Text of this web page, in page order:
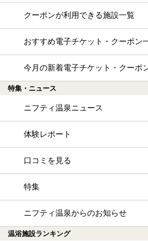
クーポンが利用できる施設一覧
おすすめ電子チケット・クーポン
今月の新着電子チケット・クーポ
特集・ニュース
ニフティ温泉ニュース
体験レポート
口コミを見る
特集
ニフティ温泉からのお知らせ
温浴施設ランキング